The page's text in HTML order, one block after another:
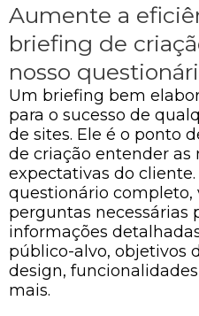
Aumente a
briefing de
nosso
Um briefing bem
para o sucesso de
de sites. Ele é o ponto
de criação entender as
expectativas do cliente.
questionário completo,
perguntas necessárias
informações
público-alvo, objetivos
design,
mais.